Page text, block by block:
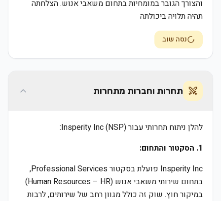
והצורך הגובר במומחיות בתחום משאבי אנוש. הצלחתה
תהיה תלויה ביכולתה
נסה שוב
תחרות וחברות מתחרות
להלן ניתוח תחרותי עבור Insperity Inc (NSP):
1. הסקטור והתחום:
Insperity Inc פועלת בסקטור Professional Services,
בתחום שירותי משאבי אנוש (Human Resources – HR)
במיקור חוץ. שוק זה כולל מגוון רחב של שירותים, לרבות